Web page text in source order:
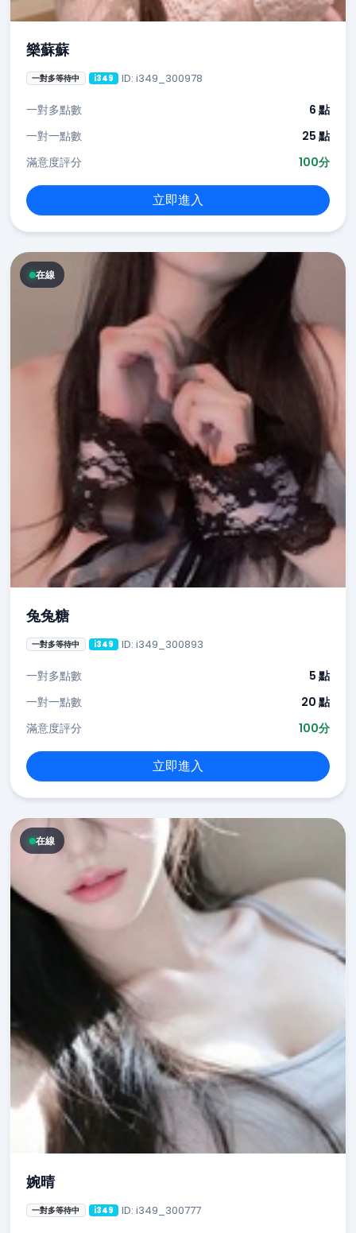
樂蘇蘇
一對多等待中 i349 ID: i349_300978
一對多點數
6 點
一對一點數
25 點
滿意度評分
100分
立即進入
在線
兔兔糖
一對多等待中 i349 ID: i349_300893
一對多點數
5 點
一對一點數
20 點
滿意度評分
100分
立即進入
在線
婉晴
一對多等待中 i349 ID: i349_300777